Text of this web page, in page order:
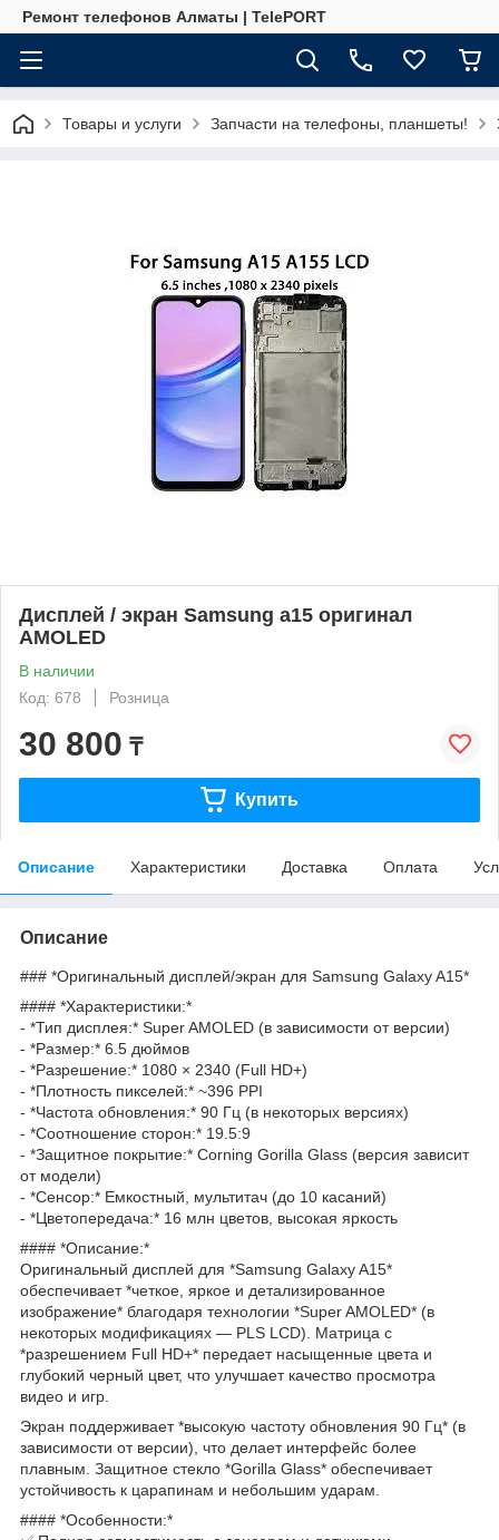
Ремонт телефонов Алматы | TelePORT
Товары и услуги Запчасти на телефоны, планшеты!
Дисплей / экран Samsung a15 оригинал
AMOLED
В наличии
Код: 678
Розница
30 800 ₸
Купить
Описание Характеристики Доставка Оплата
Описание
### *Оригинальный дисплей/экран для Samsung Galaxy A15*
#### *Характеристики:*
- *Тип дисплея:* Super AMOLED (в зависимости от версии)
- *Размер:* 6.5 дюймов
- *Разрешение:* 1080 × 2340 (Full HD+)
- *Плотность пикселей:* ~396 PPI
- *Частота обновления:* 90 Гц (в некоторых версиях)
- *Соотношение сторон:* 19.5:9
- *Защитное покрытие:* Corning Gorilla Glass (версия зависит
от модели)
- *Сенсор:* Емкостный, мультитач (до 10 касаний)
- *Цветопередача:* 16 млн цветов, высокая яркость
#### *Описание:*
Оригинальный дисплей для *Samsung Galaxy A15*
обеспечивает *четкое, яркое и детализированное
изображение* благодаря технологии *Super AMOLED* (в
некоторых модификациях — PLS LCD). Матрица с
*разрешением Full HD+* передает насыщенные цвета и
глубокий черный цвет, что улучшает качество просмотра
видео и игр.
Экран поддерживает *высокую частоту обновления 90 Гц* (в
зависимости от версии), что делает интерфейс более
плавным. Защитное стекло *Gorilla Glass* обеспечивает
устойчивость к царапинам и небольшим ударам.
#### *Особенности:*